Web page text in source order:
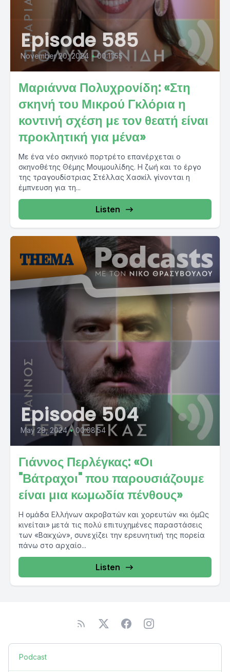
Episode 585
November 20, 2024 • 00:11:55
Μαριάννα Πολυχρονίδη: «Στη
σκηνή του Μικρού Γκλόρια η
κοντινή σχέση με τον θεατή είναι
προκλητική για μένα»
Με ένα νέο σκηνικό πορτρέτο επανέρχεται ο
σκηνοθέτης Θέμης Μουμουλίδης. Η ζωή και το έργο
της τραγουδίστριας Στέλλας Χασκίλ γίνονται η
έμπνευση για τη...
Listen
Episode 504
May 29, 2024 • 00:08:54
Γιάννος Περλέγκας: «Οι
"Βάτραχοι" που παρουσιάζουμε
είναι μια κωμωδία πένθους»
Η ομάδα Ελλήνων ακροβατών και χορευτών «κι όμΩς
κινείται» μετά τις πολύ επιτυχημένες παραστάσεις
των «Βακχών», συνεχίζει την ερευνητική της πορεία
πάνω στο αρχαίο...
Listen
Podcast